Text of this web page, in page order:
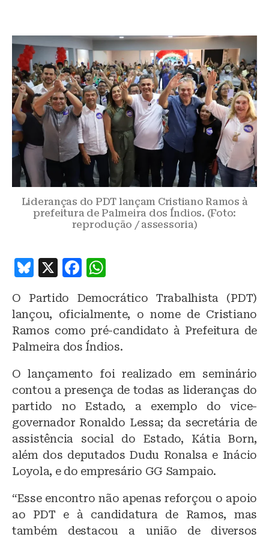
Lideranças do PDT lançam Cristiano Ramos à
prefeitura de Palmeira dos Índios. (Foto:
reprodução / assessoria)
B
e
s
k
X
F
c
e
b
o
o
k
at
s
A
p
p
O Partido Democrático Trabalhista (PDT)
lançou, oficialmente, o nome de Cristiano
Ramos como pré-candidato à Prefeitura de
Palmeira dos Índios.
O lançamento foi realizado em seminário
contou a presença de todas as lideranças do
partido no Estado, a exemplo do vice-
governador Ronaldo Lessa; da secretária de
assistência social do Estado, Kátia Born,
além dos deputados Dudu Ronalsa e Inácio
Loyola, e do empresário GG Sampaio.
“Esse encontro não apenas reforçou o apoio
ao PDT e à candidatura de Ramos, mas
também destacou a união de diversos